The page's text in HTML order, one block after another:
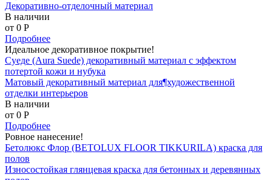
Декоративно-отделочный материал
В наличии
от 0 P
Подробнее
Идеальное декоративное покрытие!
Суеде (Aura Suede) декоративный материал с эффектом
потертой кожи и нубука
Матовый декоративный материал для¶художественной
отделки интерьеров
В наличии
от 0 P
Подробнее
Ровное нанесение!
Бетолюкс Флор (BETOLUX FLOOR TIKKURILA) краска для
полов
Износостойкая глянцевая краска для бетонных и деревянных